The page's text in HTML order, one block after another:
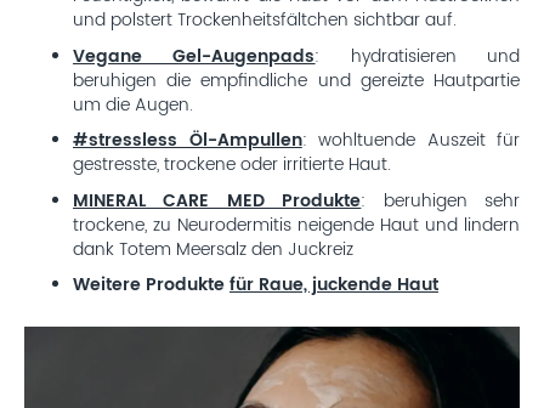
und polstert Trockenheitsfältchen sichtbar auf.
Vegane Gel-Augenpads: hydratisieren und
beruhigen die empfindliche und gereizte Hautpartie
um die Augen.
#stressless Öl-Ampullen: wohltuende Auszeit für
gestresste, trockene oder irritierte Haut.
MINERAL CARE MED Produkte: beruhigen sehr
trockene, zu Neurodermitis neigende Haut und lindern
dank Totem Meersalz den Juckreiz
Weitere Produktefür Raue, juckende Haut